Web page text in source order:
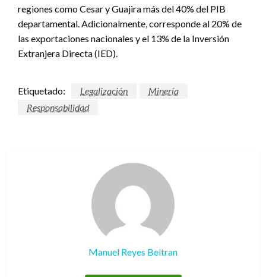
regiones como Cesar y Guajira más del 40% del PIB
departamental. Adicionalmente, corresponde al 20% de
las exportaciones nacionales y el 13% de la Inversión
Extranjera Directa (IED).
Etiquetado: Legalización
Minería
Responsabilidad
Manuel Reyes Beltran